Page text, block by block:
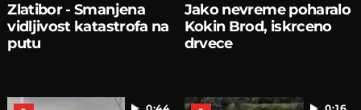
Zlatibor - Smanjena
vidljivost katastrofa na
putu
Jako nevreme poharalo
Kokin Brod, iskrceno
drvece